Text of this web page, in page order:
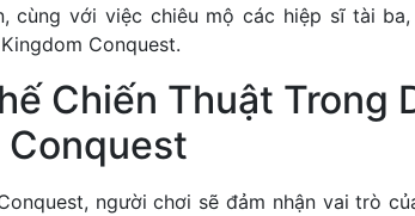
cùng với việc chiêu mộ các hiệp sĩ tài
Conquest.
Chiến Thuật Trong
Conquest
người chơi sẽ đảm nhận vai trò